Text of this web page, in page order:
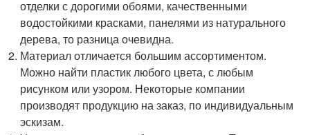
отделки с дорогими обоями, качественными
водостойкими красками, панелями из натурального
дерева, то разница очевидна.
Материал отличается большим ассортиментом.
Можно найти пластик любого цвета, с любым
рисунком или узором. Некоторые компании
производят продукцию на заказ, по индивидуальным
эскизам.